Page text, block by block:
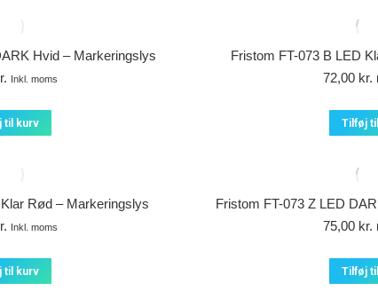
Hvid – Markeringslys
Inkl. moms
til kurv
Fristom FT-073 B LED
72,00 kr.
Tilføj
Rød – Markeringslys
Inkl. moms
til kurv
Fristom FT-073 Z LED
75,00 kr.
Tilføj